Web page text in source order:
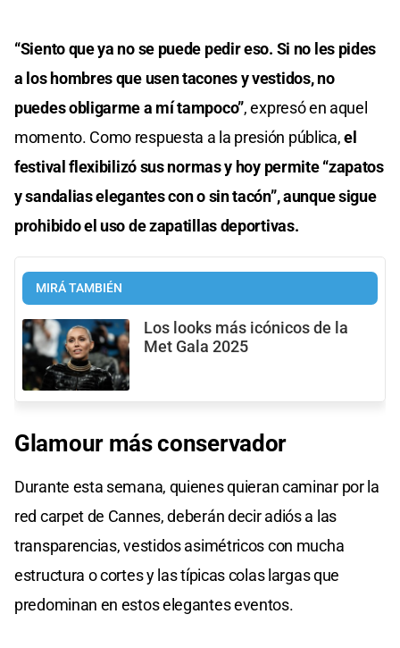
“Siento que ya no se puede pedir eso. Si no les pides
a los hombres que usen tacones y vestidos, no
puedes obligarme a mí tampoco”, expresó en aquel
momento. Como respuesta a la presión pública,el
festival flexibilizó sus normas y hoy permite “zapatos
y sandalias elegantes con o sin tacón”, aunque sigue
prohibido el uso de zapatillas deportivas.
MIRÁ TAMBIÉN
Los looks más icónicos de la
Met Gala 2025
Glamour más conservador
Durante esta semana, quienes quieran caminar por la
red carpet de Cannes, deberán decir adiós a las
transparencias, vestidos asimétricos con mucha
estructura o cortes y las típicas colas largas que
predominan en estos elegantes eventos.